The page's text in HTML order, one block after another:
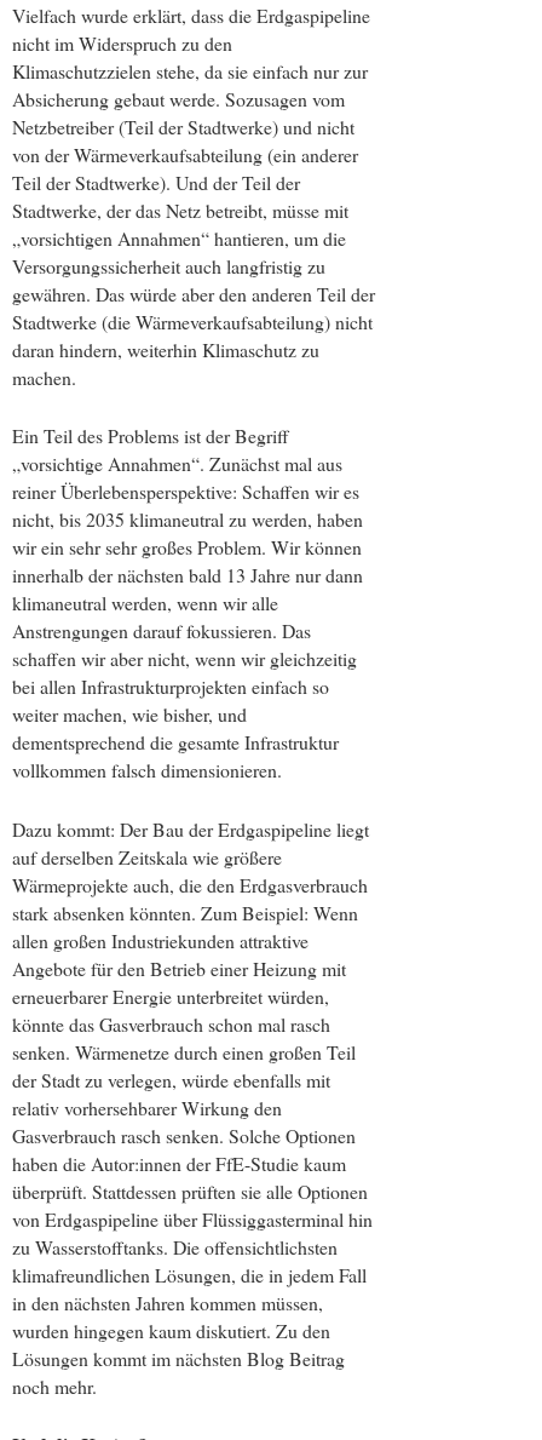
Vielfach wurde erklärt, dass die Erdgaspipeline
nicht im Widerspruch zu den
Klimaschutzzielen stehe, da sie einfach nur zur
Absicherung gebaut werde. Sozusagen vom
Netzbetreiber (Teil der Stadtwerke) und nicht
von der Wärmeverkaufsabteilung (ein anderer
Teil der Stadtwerke). Und der Teil der
Stadtwerke, der das Netz betreibt, müsse mit
„vorsichtigen Annahmen“ hantieren, um die
Versorgungssicherheit auch langfristig zu
gewähren. Das würde aber den anderen Teil der
Stadtwerke (die Wärmeverkaufsabteilung) nicht
daran hindern, weiterhin Klimaschutz zu
machen.
Ein Teil des Problems ist der Begriff
„vorsichtige Annahmen“. Zunächst mal aus
reiner Überlebensperspektive: Schaffen wir es
nicht, bis 2035 klimaneutral zu werden, haben
wir ein sehr sehr großes Problem. Wir können
innerhalb der nächsten bald 13 Jahre nur dann
klimaneutral werden, wenn wir alle
Anstrengungen darauf fokussieren. Das
schaffen wir aber nicht, wenn wir gleichzeitig
bei allen Infrastrukturprojekten einfach so
weiter machen, wie bisher, und
dementsprechend die gesamte Infrastruktur
vollkommen falsch dimensionieren.
Dazu kommt: Der Bau der Erdgaspipeline liegt
auf derselben Zeitskala wie größere
Wärmeprojekte auch, die den Erdgasverbrauch
stark absenken könnten. Zum Beispiel: Wenn
allen großen Industriekunden attraktive
Angebote für den Betrieb einer Heizung mit
erneuerbarer Energie unterbreitet würden,
könnte das Gasverbrauch schon mal rasch
senken. Wärmenetze durch einen großen Teil
der Stadt zu verlegen, würde ebenfalls mit
relativ vorhersehbarer Wirkung den
Gasverbrauch rasch senken. Solche Optionen
haben die Autor:innen der FfE-Studie kaum
überprüft. Stattdessen prüften sie alle Optionen
von Erdgaspipeline über Flüssiggasterminal hin
zu Wasserstofftanks. Die offensichtlichsten
klimafreundlichen Lösungen, die in jedem Fall
in den nächsten Jahren kommen müssen,
wurden hingegen kaum diskutiert. Zu den
Lösungen kommt im nächsten Blog Beitrag
noch mehr.